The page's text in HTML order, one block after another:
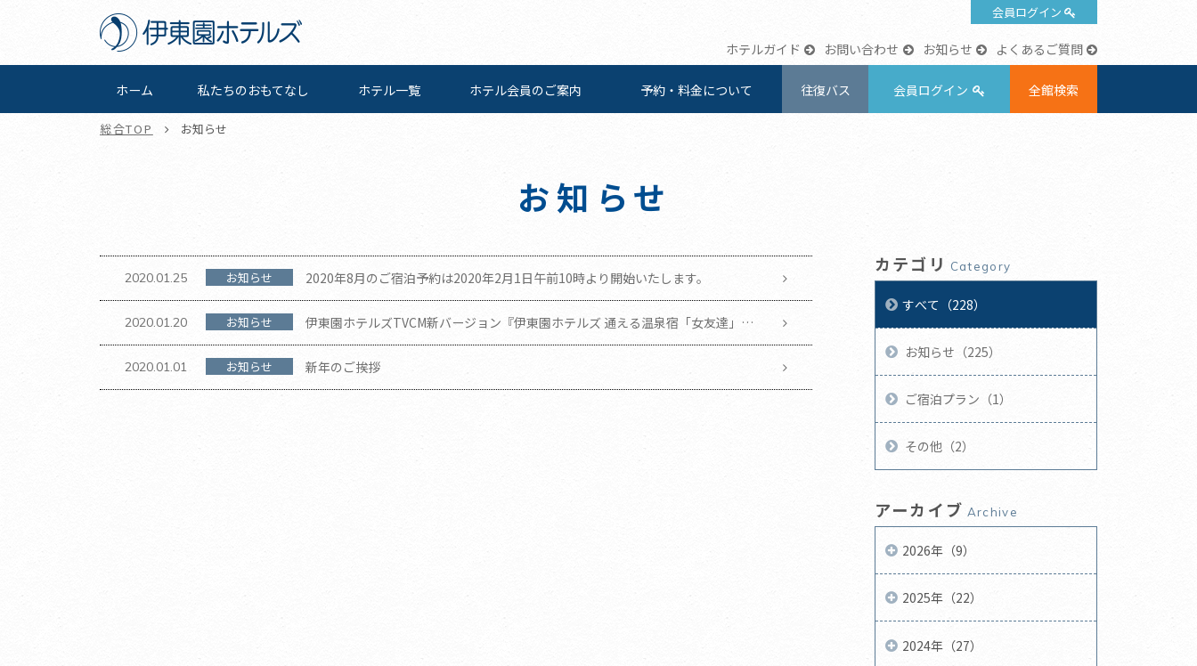
会員ログイン
ホーム 私たちのおもてなし ホテル一覧 ホテル会員のご案内 予約・料金について 往復バス 会員ログイン 全館検索
ホテルガイド お問い合わせ お知らせ よくあるご質問
総合TOP お知らせ
お知らせ
2020.01.25 お知らせ 2020年8月のご宿泊予約は2020年2月1日午前10時より開始いたします。
2020.01.20 お知らせ
伊東園ホテルズTVCM新バージョン『伊東園ホテルズ 通える温泉宿「女友達」
篇』スタート！
2020.01.01 お知らせ 新年のご挨拶
カテゴリ Category
すべて（228）
お知らせ（225）
ご宿泊プラン（1）
その他（2）
アーカイブ Archive
2026年（9）
2025年（22）
2024年（27）